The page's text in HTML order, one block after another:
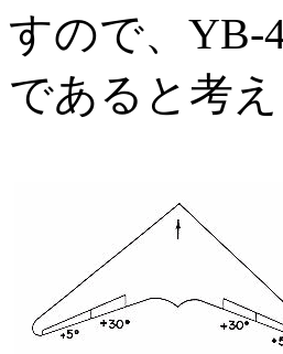
すので、YB-
であると考